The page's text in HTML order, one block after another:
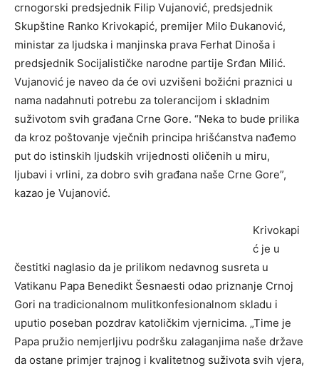
crnogorski predsjednik Filip Vujanović, predsjednik
Skupštine Ranko Krivokapić, premijer Milo Đukanović,
ministar za ljudska i manjinska prava Ferhat Dinoša i
predsjednik Socijalističke narodne partije Srđan Milić.
Vujanović je naveo da će ovi uzvišeni božićni praznici u
nama nadahnuti potrebu za tolerancijom i skladnim
suživotom svih građana Crne Gore. “Neka to bude prilika
da kroz poštovanje vječnih principa hrišćanstva nađemo
put do istinskih ljudskih vrijednosti oličenih u miru,
ljubavi i vrlini, za dobro svih građana naše Crne Gore”,
kazao je Vujanović.
Krivokapi
ć je u
čestitki naglasio da je prilikom nedavnog susreta u
Vatikanu Papa Benedikt Šesnaesti odao priznanje Crnoj
Gori na tradicionalnom mulitkonfesionalnom skladu i
uputio poseban pozdrav katoličkim vjernicima. „Time je
Papa pružio nemjerljivu podršku zalaganjima naše države
da ostane primjer trajnog i kvalitetnog suživota svih vjera,